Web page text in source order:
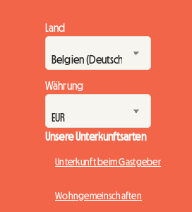
Land
Währung
Unsere Unterkunftsarten
Unterkunft beim Gastgeber
Wohngemeinschaften